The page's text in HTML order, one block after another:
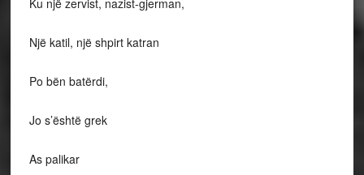
Ku një zervist, nazist-gjerman,
Një katil, një shpirt katran
Po bën batërdi,
Jo s’është grek
As palikar